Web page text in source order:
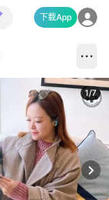
下載App
1/7